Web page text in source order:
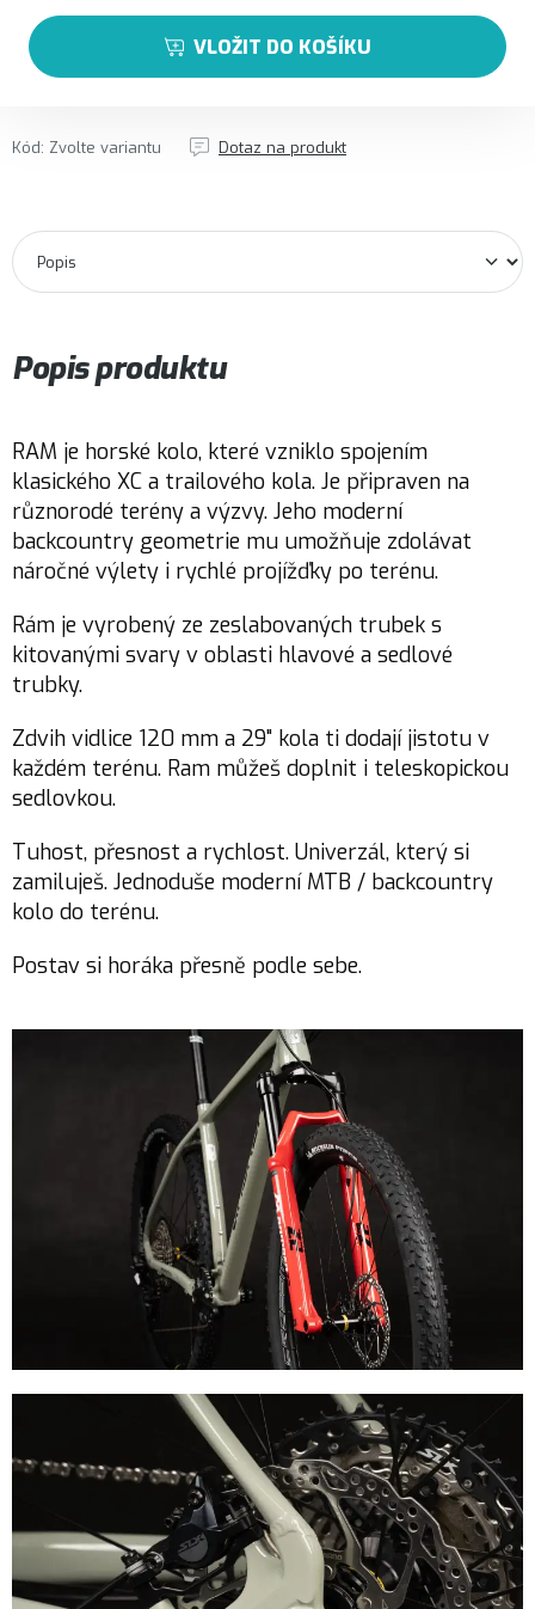
VLOŽIT DO KOŠÍKU
Kód: Zvolte variantu Dotaz na produkt
Popis produktu
RAM je horské kolo, které vzniklo spojením
klasického XC a trailového kola. Je připraven na
různorodé terény a výzvy. Jeho moderní
backcountry geometrie mu umožňuje zdolávat
náročné výlety i rychlé projížďky po terénu.
Rám je vyrobený ze zeslabovaných trubek s
kitovanými svary v oblasti hlavové a sedlové
trubky.
Zdvih vidlice 120 mm a 29" kola ti dodají jistotu v
každém terénu. Ram můžeš doplnit i teleskopickou
sedlovkou.
Tuhost, přesnost a rychlost. Univerzál, který si
zamiluješ. Jednoduše moderní MTB / backcountry
kolo do terénu.
Postav si horáka přesně podle sebe.